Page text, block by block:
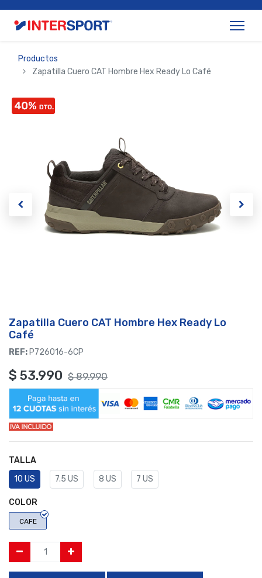
Productos
Zapatilla Cuero CAT Hombre Hex Ready Lo Café
Zapatilla Cuero CAT Hombre Hex Ready Lo
Café
REF: P726016-6CP
$ 53.990 $89.990
TALLA
10 US
7.5 US 8 US 7 US
COLOR
CAFE